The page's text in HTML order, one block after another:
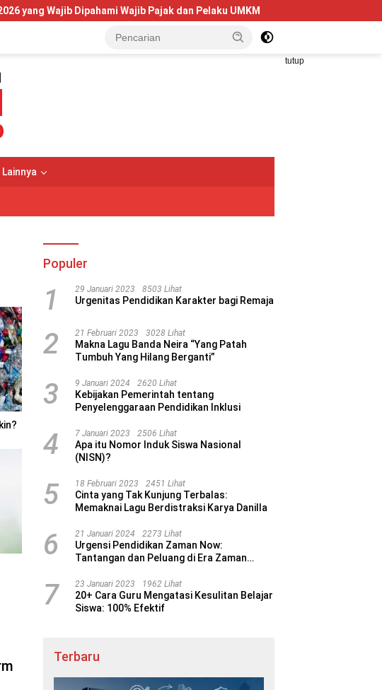
Dipahami Wajib Pajak dan Pelaku UMKM Telkom University Dorong
tutup
Lainnya
Populer
1 29 Januari 2023 8503 Lihat
Urgenitas Pendidikan Karakter bagi Remaja
2 21 Februari 2023 3028 Lihat
Makna Lagu Banda Neira “Yang Patah
Tumbuh Yang Hilang Berganti”
3 9 Januari 2024 2620 Lihat
Kebijakan Pemerintah tentang
Penyelenggaraan Pendidikan Inklusi
4 7 Januari 2023 2506 Lihat
Apa itu Nomor Induk Siswa Nasional
(NISN)?
5 18 Februari 2023 2451 Lihat
Cinta yang Tak Kunjung Terbalas:
Memaknai Lagu Berdistraksi Karya Danilla
6 21 Januari 2024 2273 Lihat
Urgensi Pendidikan Zaman Now:
Tantangan dan Peluang di Era Zaman
7 23 Januari 2023 1962 Lihat
20+ Cara Guru Mengatasi Kesulitan Belajar
Siswa: 100% Efektif
Terbaru